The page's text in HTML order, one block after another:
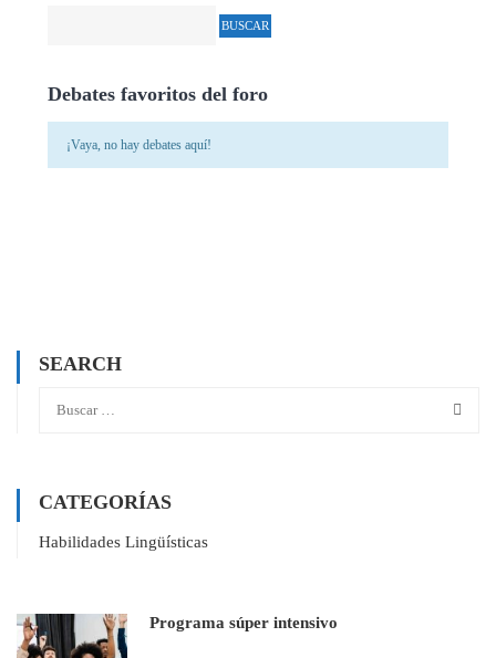
Debates favoritos del foro
¡Vaya, no hay debates aquí!
SEARCH
CATEGORÍAS
Habilidades Lingüísticas
Programa súper intensivo